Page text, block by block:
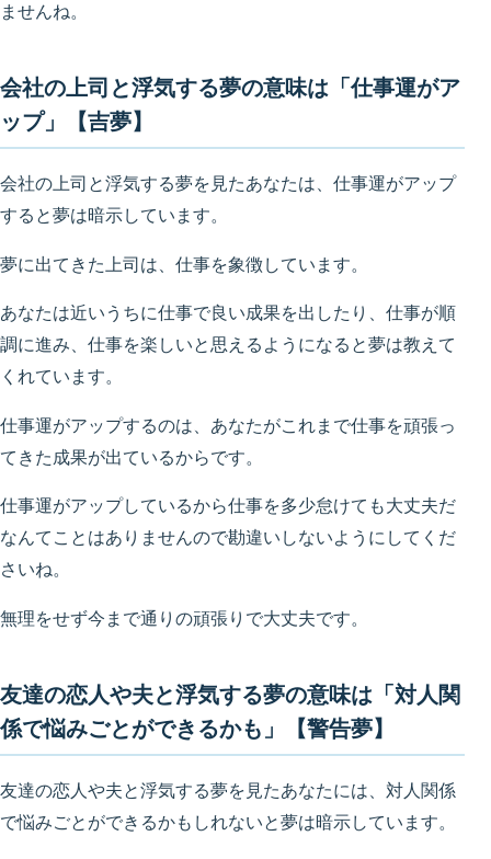
ませんね。
会社の上司と浮気する夢の意味は「仕事運がア
ップ」【吉夢】
会社の上司と浮気する夢を見たあなたは、仕事運がアップ
すると夢は暗示しています。
夢に出てきた上司は、仕事を象徴しています。
あなたは近いうちに仕事で良い成果を出したり、仕事が順
調に進み、仕事を楽しいと思えるようになると夢は教えて
くれています。
仕事運がアップするのは、あなたがこれまで仕事を頑張っ
てきた成果が出ているからです。
仕事運がアップしているから仕事を多少怠けても大丈夫だ
なんてことはありませんので勘違いしないようにしてくだ
さいね。
無理をせず今まで通りの頑張りで大丈夫です。
友達の恋人や夫と浮気する夢の意味は「対人関
係で悩みごとができるかも」【警告夢】
友達の恋人や夫と浮気する夢を見たあなたには、対人関係
で悩みごとができるかもしれないと夢は暗示しています。